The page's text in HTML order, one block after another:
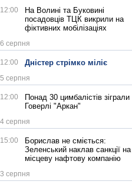
12:00
На Волині та Буковині
посадовців ТЦК викрили на
фіктивних мобілізаціях
6 серпня
12:00 Дністер стрімко міліє
5 серпня
12:00
Понад 30 цимбалістів зіграли
Говерлі "Аркан"
4 серпня
15:00
Борислав не сміється:
Зеленський наклав санкції на
місцеву нафтову компанію
3 серпня